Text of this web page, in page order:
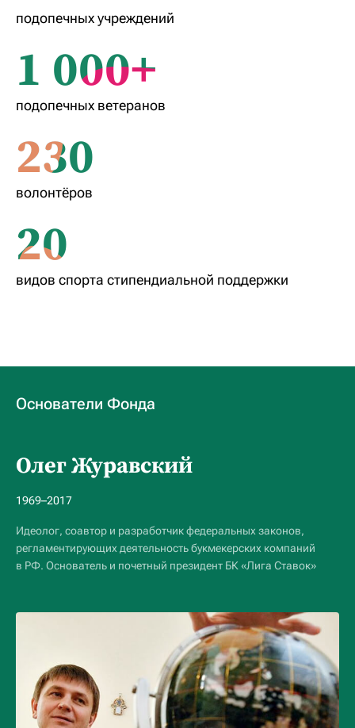
подопечных учреждений
1 000+
подопечных ветеранов
230
волонтёров
20
видов спорта стипендиальной поддержки
Основатели Фонда
Олег Журавский
1969–2017
Идеолог, соавтор и разработчик федеральных законов,
регламентирующих деятельность букмекерских компаний
в РФ. Основатель и почетный президент БК «Лига Ставок»